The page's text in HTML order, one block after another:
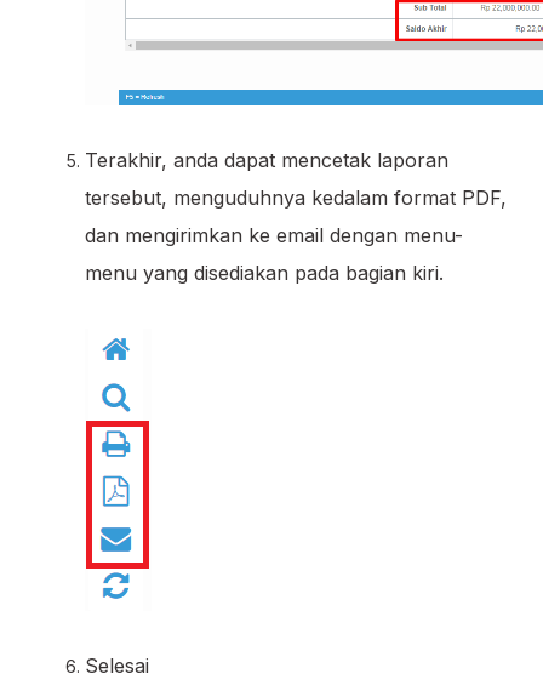
Terakhir, anda dapat mencetak laporan
tersebut, menguduhnya kedalam format PDF,
dan mengirimkan ke email dengan menu-
menu yang disediakan pada bagian kiri.
Selesai